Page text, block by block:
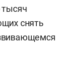
тысяч
снять